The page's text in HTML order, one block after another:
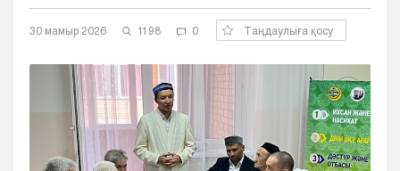
Кокшетау
Костанай
Павлодар
Петропавловск
Талдыкорган
Тараз
30 мамыр 2026 1198 0 Таңдаулыға қосу